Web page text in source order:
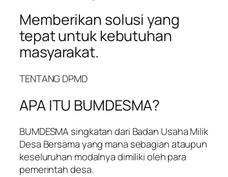
Memberikan solusi yang
tepat untuk kebutuhan
masyarakat.
TENTANG DPMD
APA ITU BUMDESMA?
BUMDESMA singkatan dari Badan Usaha Milik
Desa Bersama yang mana sebagian ataupun
keseluruhan modalnya dimiliki oleh para
pemerintah desa.